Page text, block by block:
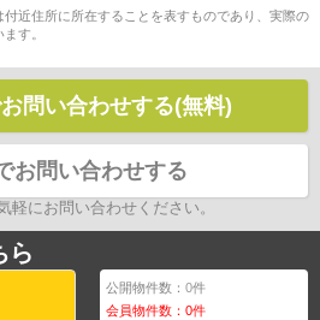
近住所に所在することを表すものであり、実際の
す。
問い合わせする(無料)
お問い合わせする
軽にお問い合わせください。
ら
公開物件数：0件
会員物件数：0件